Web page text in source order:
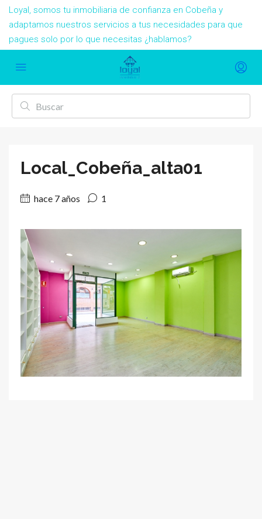
Loyal, somos tu inmobiliaria de confianza en Cobeña y
adaptamos nuestros servicios a tus necesidades para que
pagues solo por lo que necesitas ¿hablamos?
Local_Cobeña_alta01
hace 7 años 1